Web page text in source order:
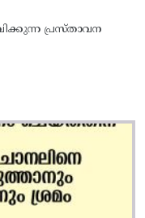
പ്രസ്താവന